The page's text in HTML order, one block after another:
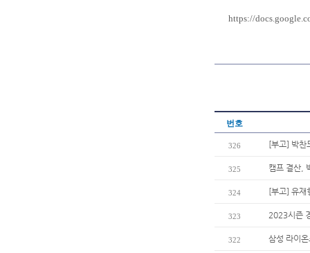
https://
번호
326 [부고] 박찬
325 캠프 결산,
324 [부고] 유재
323 2023시즌
322 삼성 라이